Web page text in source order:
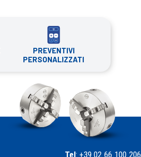
PREVENTIVI
PERSONALIZZATI
Tel: +39 02.66.100.206